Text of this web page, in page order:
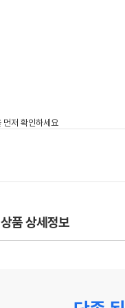
상품 상세정보